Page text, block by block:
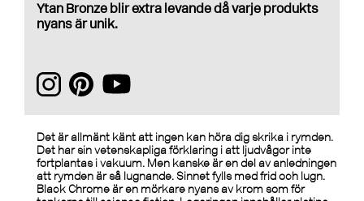
Ytan Bronze blir extra levande då varje produkts
nyans är unik.
Det är allmänt känt att ingen kan höra dig skrika i rymden.
Det har sin vetenskapliga förklaring i att ljudvågor inte
fortplantas i vakuum. Men kanske är en del av anledningen
att rymden är så lugnande. Sinnet fylls med frid och lugn.
Black Chrome är en mörkare nyans av krom som för